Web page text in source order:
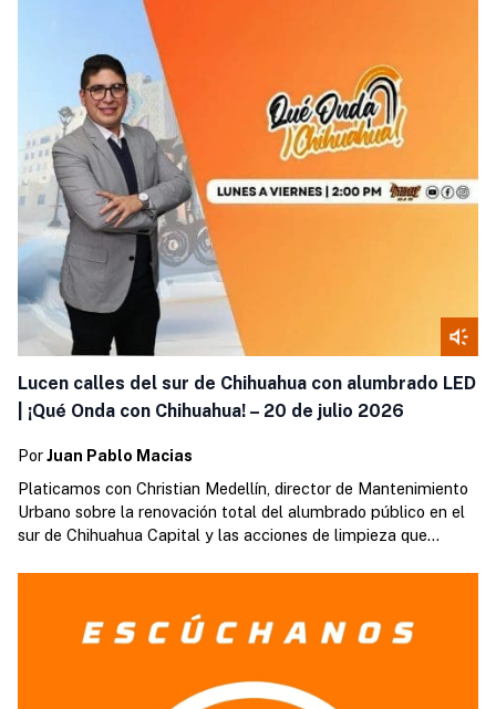
Lucen calles del sur de Chihuahua con alumbrado LED
| ¡Qué Onda con Chihuahua! – 20 de julio 2026
Por Juan Pablo Macias
Platicamos con Christian Medellín, director de Mantenimiento
Urbano sobre la renovación total del alumbrado público en el
sur de Chihuahua Capital y las acciones de limpieza que